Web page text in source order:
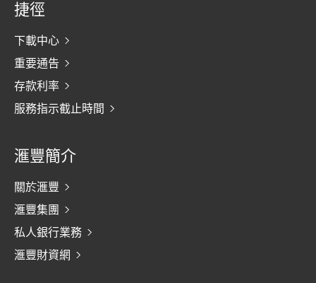
捷徑
下載中心
重要通告
存款利率
服務指示截止時間
滙豐簡介
關於滙豐
滙豐集團
私人銀行業務
滙豐財資網